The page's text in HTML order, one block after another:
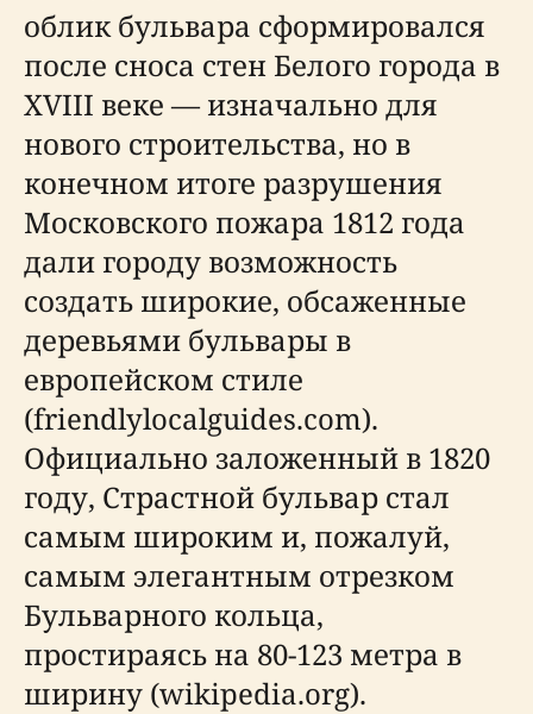
облик бульвара сформировался
после сноса стен Белого города в
XVIII веке — изначально для
нового строительства, но в
конечном итоге разрушения
Московского пожара 1812 года
дали городу возможность
создать широкие, обсаженные
деревьями бульвары в
европейском стиле
(friendlylocalguides.com).
Официально заложенный в 1820
году, Страстной бульвар стал
самым широким и, пожалуй,
самым элегантным отрезком
Бульварного кольца,
простираясь на 80-123 метра в
ширину (wikipedia.org).